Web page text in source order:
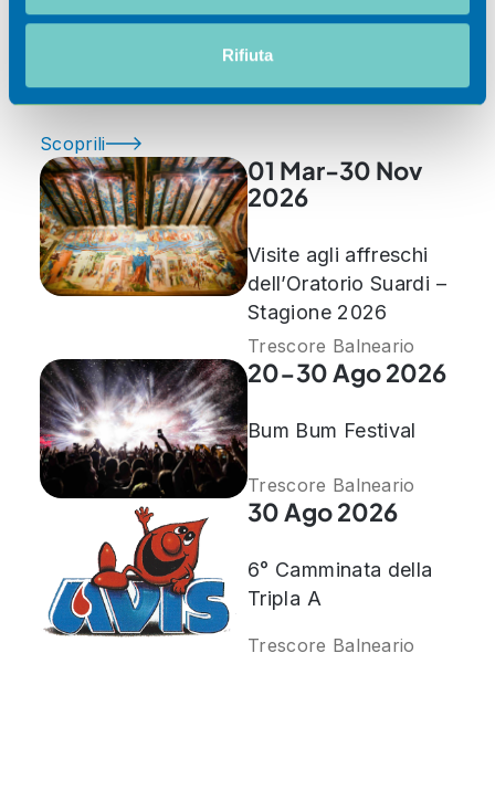
analizzare il nostro traffico. Condividiamo inoltre
informazioni sul modo in cui utilizza il nostro sito con i
pubblicità e social media, i quali potrebbero combinarle
con altre informazioni che ha fornito loro o che hanno
raccolto dal suo utilizzo dei loro servizi.
Rifiuta
Scoprili
01 Mar-30 Nov
2026
Visite agli affreschi
dell’Oratorio Suardi –
Stagione 2026
Trescore Balneario
20-30 Ago 2026
Bum Bum Festival
Trescore Balneario
30 Ago 2026
6° Camminata della
Tripla A
Trescore Balneario